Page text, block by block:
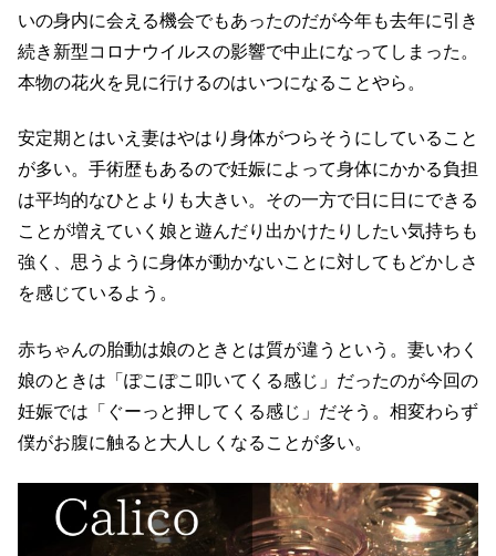
いの身内に会える機会でもあったのだが今年も去年に引き
続き新型コロナウイルスの影響で中止になってしまった。
本物の花火を見に行けるのはいつになることやら。
安定期とはいえ妻はやはり身体がつらそうにしていること
が多い。手術歴もあるので妊娠によって身体にかかる負担
は平均的なひとよりも大きい。その一方で日に日にできる
ことが増えていく娘と遊んだり出かけたりしたい気持ちも
強く、思うように身体が動かないことに対してもどかしさ
を感じているよう。
赤ちゃんの胎動は娘のときとは質が違うという。妻いわく
娘のときは「ぽこぽこ叩いてくる感じ」だったのが今回の
妊娠では「ぐーっと押してくる感じ」だそう。相変わらず
僕がお腹に触ると大人しくなることが多い。